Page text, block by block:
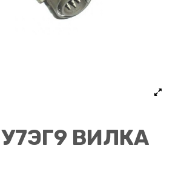
ВИЛКА